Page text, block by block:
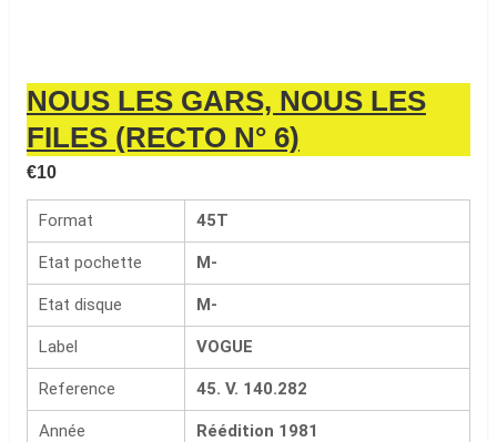
NOUS LES GARS, NOUS LES
FILES (RECTO N° 6)
€10
Format 45T
Etat pochette M-
Etat disque M-
Label VOGUE
Reference 45. V. 140.282
Année Réédition 1981